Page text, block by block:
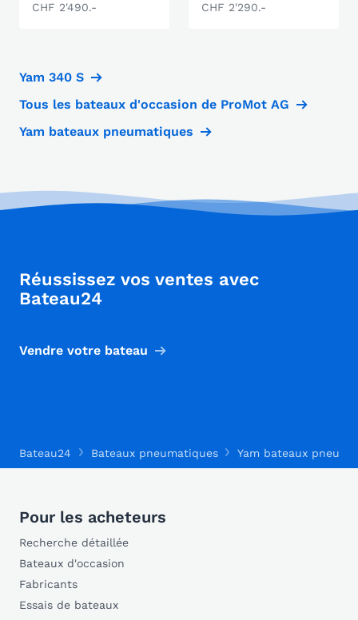
CHF 2'490.- CHF 2'290.-
Yam 340 S
Tous les bateaux d'occasion de ProMot AG
Yam bateaux pneumatiques
Réussissez vos ventes avec
Bateau24
Vendre votre bateau
Bateau24 Bateaux pneumatiques Yam bateaux
Pour les acheteurs
Recherche détaillée
Bateaux d'occasion
Fabricants
Essais de bateaux